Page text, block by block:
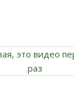
это видео
раз